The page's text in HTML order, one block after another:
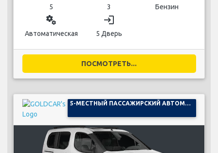
5 3 Бензин
miscellaneous_services
Автоматическая
login
5 Дверь
ПОСМОТРЕТЬ...
5-МЕСТНЫЙ ПАССАЖИРСКИЙ АВТОМОБИЛЬ